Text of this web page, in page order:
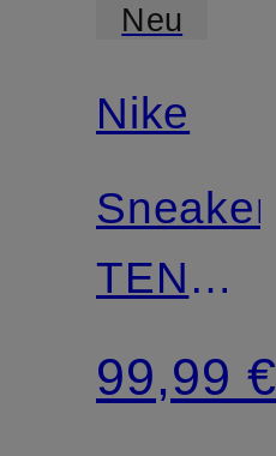
Neu
Nike
Sneaker
TENNIS
CLASSIC
CS
99,99 €